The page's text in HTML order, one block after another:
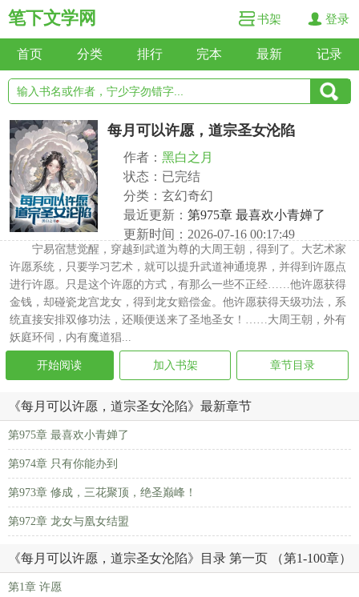
笔下文学网 书架 登录
首页 分类 排行 完本 最新 记录
每月可以许愿，道宗圣女沦陷
作者： 黑白之月
状态：已完结
分类：玄幻奇幻
最近更新： 第975章 最喜欢小青婵了
更新时间：2026-07-16 00:17:49
宁易宿慧觉醒，穿越到武道为尊的大周王朝，得到了。大艺术家
许愿系统，只要学习艺术，就可以提升武道神通境界，并得到许愿点
进行许愿。只是这个许愿的方式，有那么一些不正经……他许愿获得
金钱，却碰瓷龙宫龙女，得到龙女赔偿金。他许愿获得天级功法，系
统直接安排双修功法，还顺便送来了圣地圣女！……大周王朝，外有
妖庭环伺，内有魔道猖...
开始阅读 加入书架 章节目录
《每月可以许愿，道宗圣女沦陷》最新章节
第975章 最喜欢小青婵了
第974章 只有你能办到
第973章 修成，三花聚顶，绝圣巅峰！
第972章 龙女与凰女结盟
《每月可以许愿，道宗圣女沦陷》目录 第一页 （第1-100章）
第1章 许愿